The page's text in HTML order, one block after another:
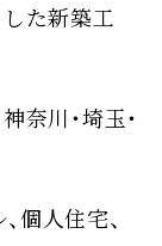
た新築工
奈川・埼玉・
個人住宅、